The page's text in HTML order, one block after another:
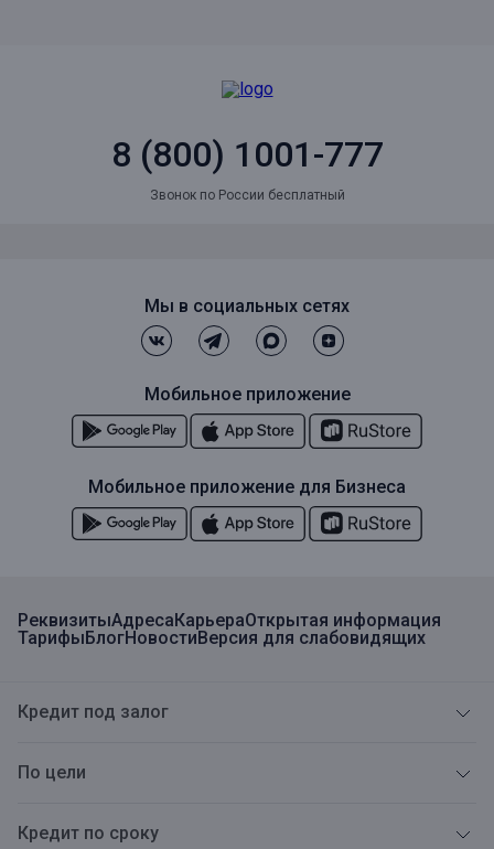
8 (800) 1001-777
Звонок по России бесплатный
РеквизитыАдресаКарьераОткрытая информация
ТарифыБлогНовостиВерсия для слабовидящих
Кредит под залог
По цели
Кредит по сроку
Мы в социальных сетях
Мобильное приложение
Мобильное приложение для Бизнеса